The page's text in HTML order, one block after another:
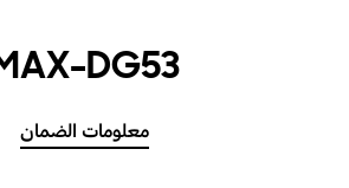
DG53
معلومات الضمان